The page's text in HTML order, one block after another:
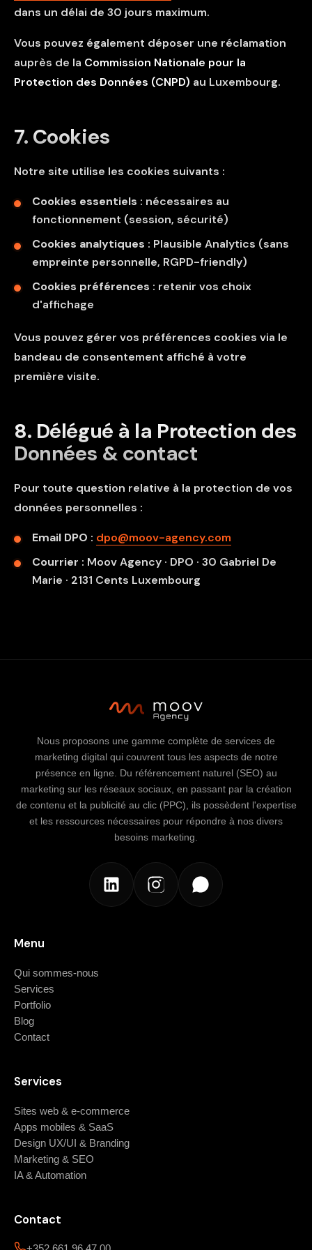
dans un délai de 30 jours maximum.
Vous pouvez également déposer une réclamation
auprès de la Commission Nationale pour la
Protection des Données (CNPD) au Luxembourg.
7. Cookies
Notre site utilise les cookies suivants :
Cookies essentiels : nécessaires au
fonctionnement (session, sécurité)
Cookies analytiques : Plausible Analytics (sans
empreinte personnelle, RGPD-friendly)
Cookies préférences : retenir vos choix
d'affichage
Vous pouvez gérer vos préférences cookies via le
bandeau de consentement affiché à votre
première visite.
8. Délégué à la Protection des
Données & contact
Pour toute question relative à la protection de vos
données personnelles :
Email DPO : dpo@moov-agency.com
Courrier : Moov Agency · DPO · 30 Gabriel De
Marie · 2131 Cents Luxembourg
Nous proposons une gamme complète de services de
marketing digital qui couvrent tous les aspects de notre
présence en ligne. Du référencement naturel (SEO) au
marketing sur les réseaux sociaux, en passant par la création
de contenu et la publicité au clic (PPC), ils possèdent l'expertise
et les ressources nécessaires pour répondre à nos divers
besoins marketing.
Menu
Qui sommes-nous
Services
Portfolio
Blog
Contact
Services
Sites web & e-commerce
Apps mobiles & SaaS
Design UX/UI & Branding
Marketing & SEO
IA & Automation
Contact